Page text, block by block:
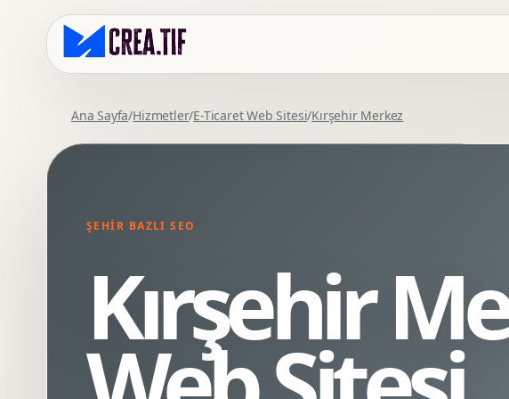
Kurumsal Web Tasarim
SEO Uyumlu Web Tasarim
Webflow Web Tasarim
Framer Web Tasarim
Kurumsal Site Yenileme
Dashboard UI Tasarimi
Conversion UX Optimizasyonu
Kurumsal
Ofis Ici
Kurumsal
Ana Sayfa/Hizmetler/E-Ticaret Web Sitesi/Kırşehir Merkez
ŞEHIR BAZLI SEO
Kırşehir